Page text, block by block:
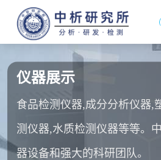
仪器展示
食品检测仪器,成分分析仪器,
测仪器,水质检测仪器等等。
器设备和强大的科研团队。